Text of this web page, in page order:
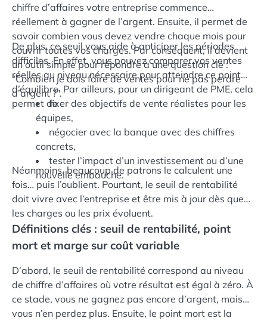
chiffre d’affaires votre entreprise commence
réellement à gagner de l’argent. Ensuite, il permet de
savoir combien vous devez vendre chaque mois pour
couvrir toutes vos charges. Par conséquent, il devient
un outil simple pour répondre à une question clé :
“Combien je dois faire de ventes pour ne pas perdre
d’argent ?”.
De plus, ce seuil vous aide à anticiper les périodes
difficiles. En effet, vous pouvez comparer vos ventes
réelles au niveau nécessaire pour atteindre ce point
d’équilibre. Par ailleurs, pour un dirigeant de PME, cela
permet de :fixer des objectifs de vente réalistes pour les
équipes,
négocier avec la banque avec des chiffres
concrets,
tester l’impact d’un investissement ou d’une
nouvelle embauche.
Néanmoins, beaucoup de patrons le calculent une
fois… puis l’oublient. Pourtant, le seuil de rentabilité
doit vivre avec l’entreprise et être mis à jour dès que
les charges ou les prix évoluent.
Définitions clés : seuil de rentabilité, point
mort et marge sur coût variable
D’abord, le seuil de rentabilité correspond au niveau
de chiffre d’affaires où votre résultat est égal à zéro. À
ce stade, vous ne gagnez pas encore d’argent, mais
vous n’en perdez plus. Ensuite, le point mort est la